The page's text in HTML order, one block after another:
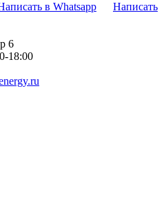
в Whatsapp
Написать
6
18:00